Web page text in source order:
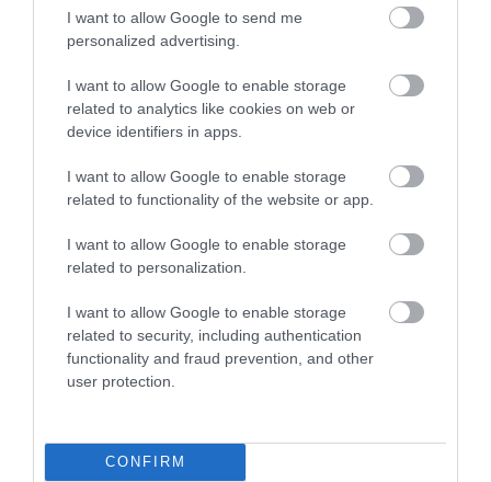
I want to allow Google to send me
personalized advertising.
I want to allow Google to enable storage
related to analytics like cookies on web or
device identifiers in apps.
I want to allow Google to enable storage
related to functionality of the website or app.
I want to allow Google to enable storage
related to personalization.
I want to allow Google to enable storage
related to security, including authentication
functionality and fraud prevention, and other
user protection.
CONFIRM
v=dD_0NnC5e2U
Legnépszerűbb
3 alma és 3 tojás: ennyire egyszerű a puha almás
pite titka